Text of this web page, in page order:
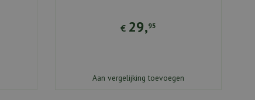
€ 29,95
Aan vergelijking toevoegen